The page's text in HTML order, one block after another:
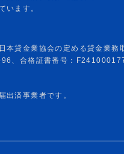
貸金業協会の定める貸金業務
、合格証書番号：
出済事業者です。